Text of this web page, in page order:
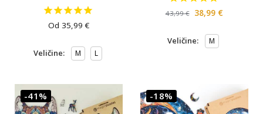
Od 35,99€
Veličine: M L
43,99€ 38,99 €
Veličine: M
-41% -18%